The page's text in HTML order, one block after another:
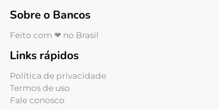
Sobre o Bancos
Feito com ❤ no Brasil
Links rápidos
Política de privacidade
Termos de uso
Fale conosco